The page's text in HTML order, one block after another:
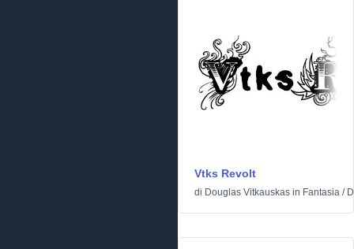
Vtks Revolt
di Douglas Vitkauskas in Fantasia /